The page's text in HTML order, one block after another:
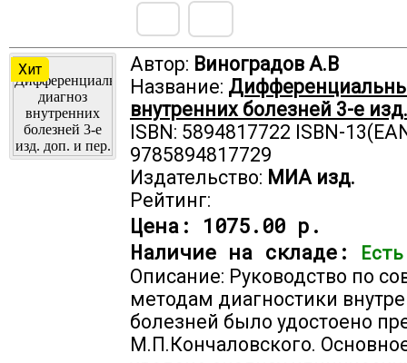
Хит Автор: Виноградов А.В
Название:
внутренних болезней 3-е
ISBN: 5894817722 ISBN-
9785894817729
Издательство: МИА изд.
Рейтинг:
Цена: 1075.00 р.
Наличие на складе:
Описание: Руководство по
методам диагностики
болезней было удостоено
М.П.Кончаловского.